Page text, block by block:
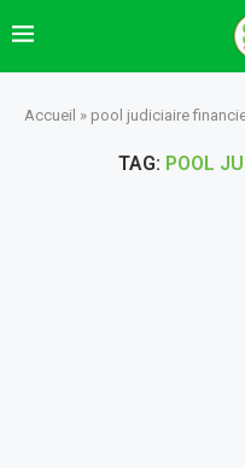
Accueil » pool judiciaire
TAG: POOL